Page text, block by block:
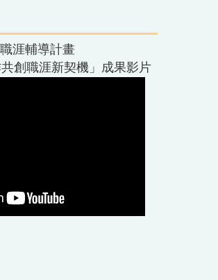
涯輔導計畫
共創職涯新契機」成果影片